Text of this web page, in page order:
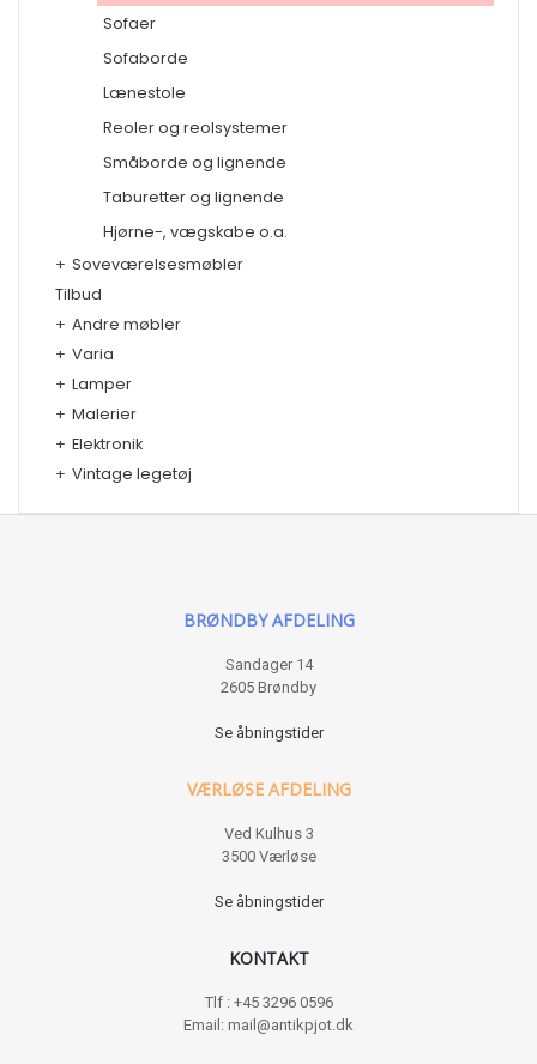
Sofaer
Sofaborde
Lænestole
Reoler og reolsystemer
Småborde og lignende
Taburetter og lignende
Hjørne-, vægskabe o.a.
+ Soveværelsesmøbler
Tilbud
+ Andre møbler
+ Varia
+ Lamper
+ Malerier
+ Elektronik
+ Vintage legetøj
BRØNDBY AFDELING
Sandager 14
2605 Brøndby
Se åbningstider
VÆRLØSE AFDELING
Ved Kulhus 3
3500 Værløse
Se åbningstider
KONTAKT
Tlf : +45 3296 0596
Email: mail@antikpjot.dk